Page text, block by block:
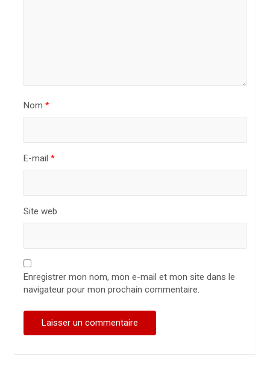
Nom *
E-mail *
Site web
Enregistrer mon nom, mon e-mail et mon site dans le
navigateur pour mon prochain commentaire.